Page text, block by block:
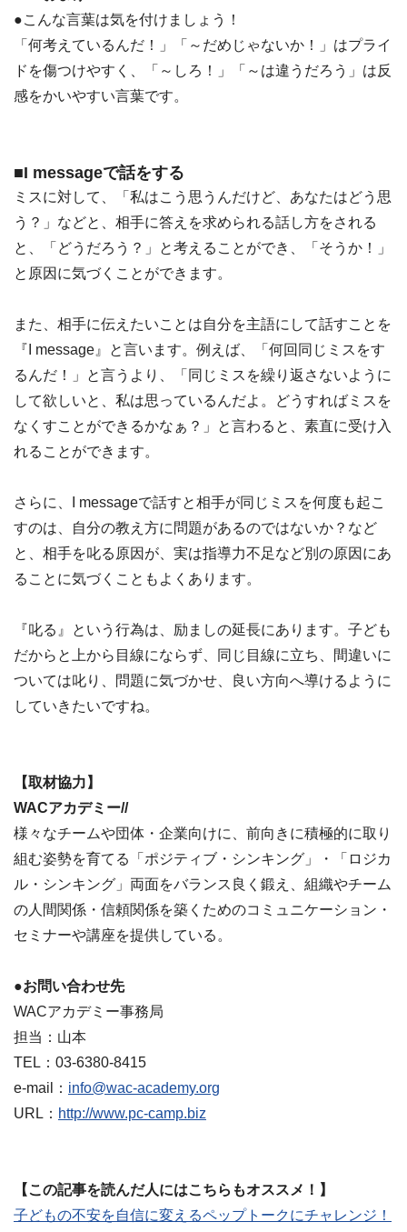
●こんな言葉は気を付けましょう！
「何考えているんだ！」「～だめじゃないか！」はプライ
ドを傷つけやすく、「～しろ！」「～は違うだろう」は反
感をかいやすい言葉です。
■I messageで話をする
ミスに対して、「私はこう思うんだけど、あなたはどう思
う？」などと、相手に答えを求められる話し方をされる
と、「どうだろう？」と考えることができ、「そうか！」
と原因に気づくことができます。
また、相手に伝えたいことは自分を主語にして話すことを
『I message』と言います。例えば、「何回同じミスをす
るんだ！」と言うより、「同じミスを繰り返さないように
して欲しいと、私は思っているんだよ。どうすればミスを
なくすことができるかなぁ？」と言わると、素直に受け入
れることができます。
さらに、I messageで話すと相手が同じミスを何度も起こ
すのは、自分の教え方に問題があるのではないか？など
と、相手を叱る原因が、実は指導力不足など別の原因にあ
ることに気づくこともよくあります。
『叱る』という行為は、励ましの延長にあります。子ども
だからと上から目線にならず、同じ目線に立ち、間違いに
ついては叱り、問題に気づかせ、良い方向へ導けるように
していきたいですね。
【取材協力】
WACアカデミー//
様々なチームや団体・企業向けに、前向きに積極的に取り
組む姿勢を育てる「ポジティブ・シンキング」・「ロジカ
ル・シンキング」両面をバランス良く鍛え、組織やチーム
の人間関係・信頼関係を築くためのコミュニケーション・
セミナーや講座を提供している。
●お問い合わせ先
WACアカデミー事務局
担当：山本
TEL：03-6380-8415
e-mail： info@wac-academy.org
URL： http://www.pc-camp.biz
【この記事を読んだ人にはこちらもオススメ！】
子どもの不安を自信に変えるペップトークにチャレンジ！